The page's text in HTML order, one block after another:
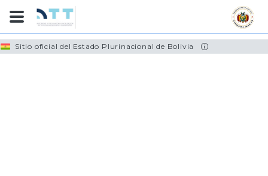
Skip
to
Sitio oficial del Estado Plurinacional de Bolivia